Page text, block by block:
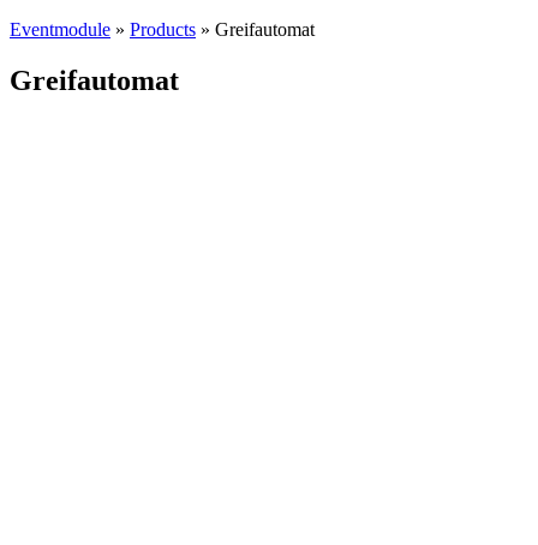
Eventmodule » Products » Greifautomat
Greifautomat